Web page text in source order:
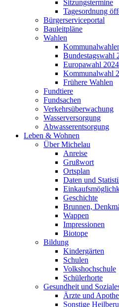
Sitzungstermine
Tagesordnung
Bürgerserviceportal
Bauleitpläne
Wahlen
Bundestagswahl
Europawahl 2024
Kommunalwahl
Frühere Wahlen
Fundtiere
Fundsachen
Verkehrsüberwachung
Wasserversorgung
Abwasserentsorgung
Leben & Wohnen
Über Michelau
Anreise
Grußwort
Ortsplan
Daten und
Geschichte
Brunnen,
Wappen
Impressionen
Biotope
Bildung
Kindergärten
Schulen
Volkshochschule
Schülerhorte
Gesundheit und
Ärzte und
Sonstige